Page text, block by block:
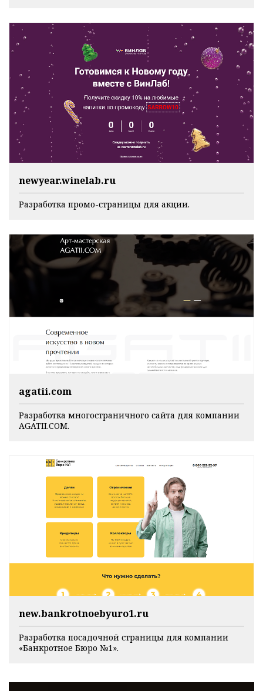
newyear.winelab.ru
Разработка промо-страницы для акции.
agatii.com
Разработка многостраничного сайта для компании
AGATII.COM.
new.bankrotnoebyuro1.ru
Разработка посадочной страницы для компании
«Банкротное Бюро №1».